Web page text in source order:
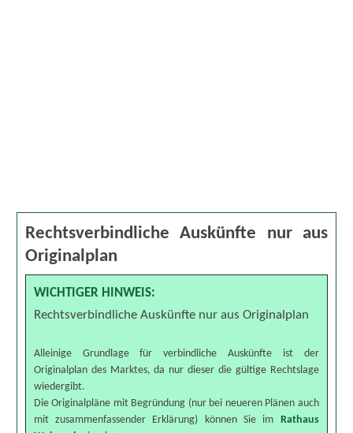
Rechtsverbindliche Auskünfte nur aus
Originalplan
WICHTIGER HINWEIS:
Rechtsverbindliche Auskünfte nur aus Originalplan
Alleinige Grundlage für verbindliche Auskünfte ist der
Originalplan des Marktes, da nur dieser die gültige Rechtslage
wiedergibt.
Die Originalpläne mit Begründung (nur bei neueren Plänen auch
mit zusammenfassender Erklärung) können Sie im Rathaus